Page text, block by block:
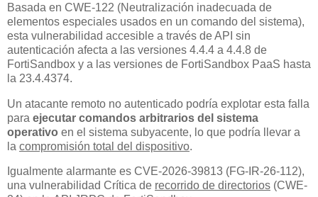
Basada en CWE-122 (Neutralización inadecuada de
elementos especiales usados en un comando del sistema),
esta vulnerabilidad accesible a través de API sin
autenticación afecta a las versiones 4.4.4 a 4.4.8 de
FortiSandbox y a las versiones de FortiSandbox PaaS hasta
la 23.4.4374.
Un atacante remoto no autenticado podría explotar esta falla
para ejecutar comandos arbitrarios del sistema
operativo en el sistema subyacente, lo que podría llevar a
la compromisión total del dispositivo.
Igualmente alarmante es CVE-2026-39813 (FG-IR-26-112),
una vulnerabilidad Crítica de recorrido de directorios (CWE-